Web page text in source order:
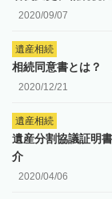
2020/09/07
遺産相続
相続同意書とは？
2020/12/21
遺産相続
遺産分割協議証明
介
2020/04/06